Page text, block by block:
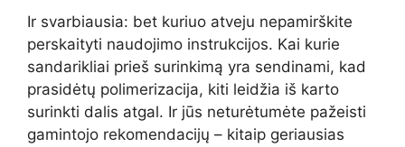
Ir svarbiausia: bet kuriuo atveju nepamirškite
perskaityti naudojimo instrukcijos. Kai kurie
sandarikliai prieš surinkimą yra sendinami, kad
prasidėtų polimerizacija, kiti leidžia iš karto
surinkti dalis atgal. Ir jūs neturėtumėte pažeisti
gamintojo rekomendacijų – kitaip geriausias